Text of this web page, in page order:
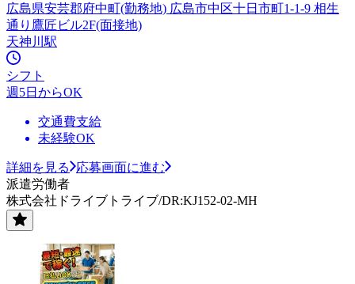
広島県安芸郡府中町(勤務地) 広島市中区十日市町1-1-9 相生
通り鷹匠ビル2F(面接地)
天神川駅
シフト
週5日からOK
交通費支給
未経験OK
詳細を見る
応募画面に進む
派遣労働者
株式会社ドライブトライブ/DR:KJ152-02-MH